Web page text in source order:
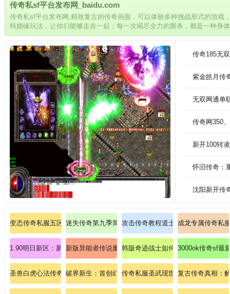
传奇私sf平台发布网_baidu.com
传奇私sf平台发布网,精致复古的传奇画面，可以体验多种挑战形式的游戏
特婚缘玩法，让你们能够走在一起；每一次竭尽全力的厮杀，都是一种身
活动，各种各样的玩法等着你去体验，还有轻松的挂机让无法上线时照样
传奇185无
紫金皓月传
无双网通单
传奇网350
新开100转
怀旧传奇：
沈阳新开传
变态传奇私服五区永恒：变态传奇的五区永恒服务器，永恒神话此刻降临
迷失传奇第九季简易意会法师瞬息移动！
攻击传奇教程道士如何怎样升高英
成龙专属传奇私
1.90明日新区：新服启航，1.90传奇纪元，由你主宰！
新版异能者传说魔域深度解析幻兽合体技巧？
韩版奇迹战士如何强化黑龙波技能
3000ok传奇sf最
圣兽白虎心法传奇私服：白虎之怒，心法突破，巅峰对决，荣耀重启！
破界新生：首创幻域双宠融合版重磅上线
传奇私服圣武现世：收集全服至尊
复古传奇真相：